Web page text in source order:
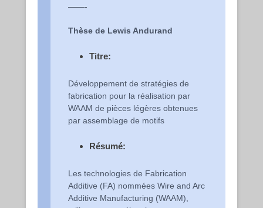
——-
Thèse de Lewis Andurand
Titre:
Développement de stratégies de
fabrication pour la réalisation par
WAAM de pièces légères obtenues
par assemblage de motifs
Résumé:
Les technologies de Fabrication
Additive (FA) nommées Wire and Arc
Additive Manufacturing (WAAM),